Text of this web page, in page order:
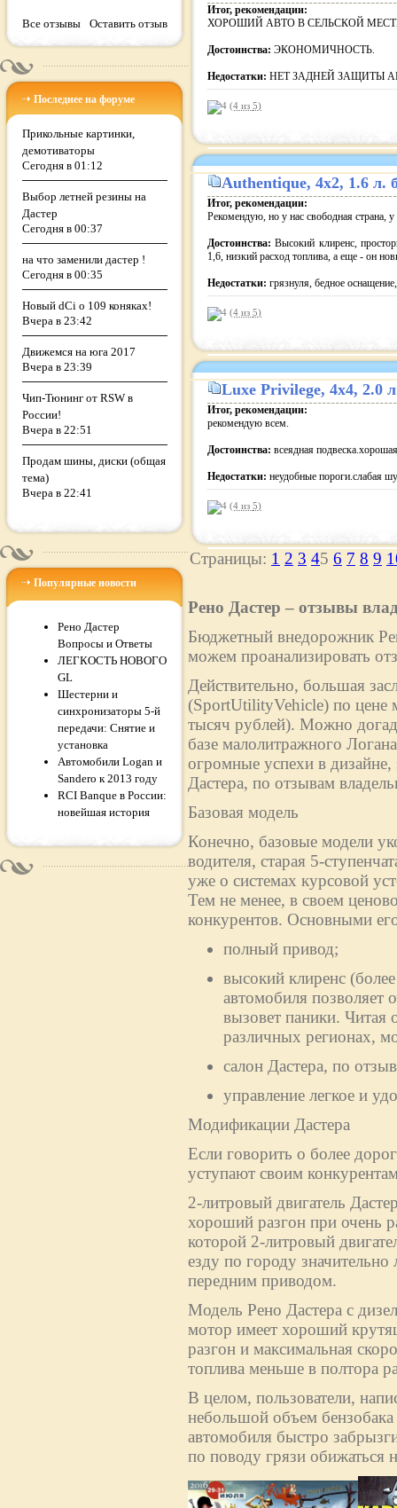
Все отзывы Оставить отзыв
Последнее на форуме
Прикольные картинки,
демотиваторы
Сегодня в 01:12
Выбор летней резины на
Дастер
Сегодня в 00:37
на что заменили дастер !
Сегодня в 00:35
Новый dCi о 109 коняках!
Вчера в 23:42
Движемся на юга 2017
Вчера в 23:39
Чип-Тюнинг от RSW в
России!
Вчера в 22:51
Продам шины, диски (общая
тема)
Вчера в 22:41
Популярные новости
Рено Дастер
Вопросы и Ответы
ЛЕГКОСТЬ НОВОГО
GL
Шестерни и
синхронизаторы 5-й
передачи: Снятие и
установка
Автомобили Logan и
Sandero к 2013 году
RCI Banque в России:
новейшая история
Итог, рекомендации:
ХОРОШИЙ АВТО В СЕЛЬСКОЙ
Достоинства: ЭКОНОМИЧНОСТЬ.
Недостатки: НЕТ ЗАДНЕЙ ЗАЩИТЫ
(4 из 5)
Authentique, 4x2, 1.6 л.
Итог, рекомендации:
Рекомендую, но у нас свободная страна,
Достоинства: Высокий клиренс,
1,6, низкий расход топлива, а еще - он
Недостатки: грязнуля, бедное
(4 из 5)
Luxe Privilege, 4x4, 2.0
Итог, рекомендации:
рекомендую всем.
Достоинства: всеядная
Недостатки: неудобные пороги.слабая
(4 из 5)
Страницы: 1 2 3 45 6 7 8 9
Рено Дастер – отзывы
Бюджетный внедорожник
можем проанализировать
Действительно, большая
(SportUtilityVehicle) по цене
тысяч рублей). Можно
базе малолитражного
огромные успехи в
Дастера, по отзывам
Базовая модель
Конечно, базовые модели
водителя, старая 5-
уже о системах курсовой
Тем не менее, в своем
конкурентов. Основными
полный привод;
высокий клиренс
автомобиля позволяет
вызовет паники. Читая
различных регионах,
салон Дастера, по
управление легкое и
Модификации Дастера
Если говорить о более
уступают своим
2-литровый двигатель
хороший разгон при очень
которой 2-литровый
езду по городу
передним приводом.
Модель Рено Дастера с
мотор имеет хороший
разгон и максимальная
топлива меньше в полтора
В целом, пользователи,
небольшой объем бензобака
автомобиля быстро
по поводу грязи обижаться